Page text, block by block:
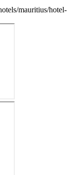
mauritius/hotel-